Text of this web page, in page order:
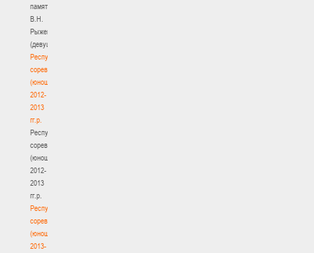
памяти
В.Н.
Рыженкова
(девушки)
Республиканские
соревнования
(юноши)
2012-
2013
гг.р.
Республиканские
соревнования
(юноши)
2012-
2013
гг.р.
Республиканские
соревнования
(юноши)
2013-